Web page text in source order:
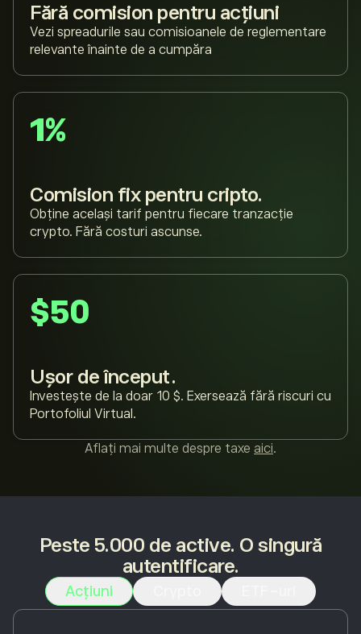
Fără comision pentru acțiuni
Vezi spreadurile sau comisioanele de reglementare
relevante înainte de a cumpăra
1%
Comision fix pentru cripto.
Obține același tarif pentru fiecare tranzacție
crypto. Fără costuri ascunse.
$50
Ușor de început.
Investește de la doar 10 $. Exersează fără riscuri cu
Portofoliul Virtual.
Aflați mai multe despre taxe aici.
Peste 5.000 de active. O singură
autentificare.
Acțiuni